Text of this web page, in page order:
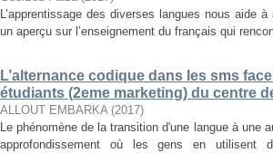
L’apprentissage des diverses langues nous aide
un aperçu sur l’enseignement du français qui
L’alternance codique dans les sms
étudiants (2eme marketing) du centre
ALLOUT EMBARKA (2017)
Le phénomène de la transition d'une langue à
approfondissement où les gens en utilisent